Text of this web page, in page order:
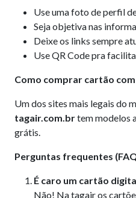
Use uma foto de perfil
Seja objetiva nas
Deixe os links sempre
Use QR Code pra
Como comprar cartão com
Um dos sites mais legais do
tagair.com.brtem modelos
grátis.
Perguntas frequentes
É caro um cartão
Não! Na tagair os